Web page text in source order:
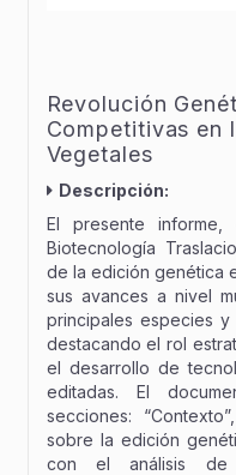
Revolución
Competitivas en
Vegetales
Descripción:
El presente
Biotecnología
de la edición genética
sus avances a nivel
principales especies
destacando el rol
el desarrollo de
editadas. El
secciones:
sobre la edición
con el análisis de